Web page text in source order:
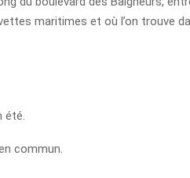
maritimes et où l’on trouve
commun.